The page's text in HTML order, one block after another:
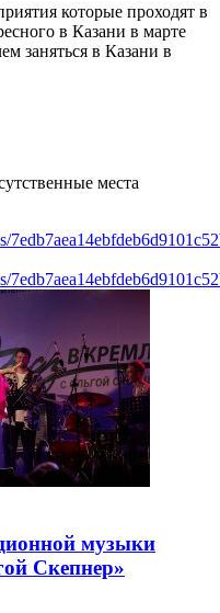
которые проходят в
в Казани в марте
заняться в Казани в
места
музыки
Скепнер»